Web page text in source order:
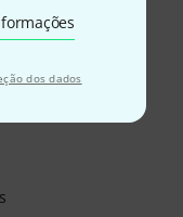
dos dados